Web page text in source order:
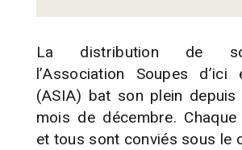
La distribution de
l’Association Soupes d’ici
(ASIA) bat son plein
mois de décembre.
et tous sont conviés sous le